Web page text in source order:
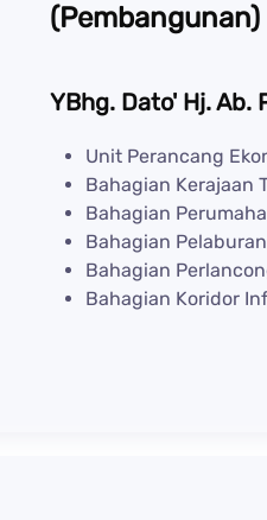
(Pembangunan)
YBhg. Dato' Hj.
Unit Perancang
Bahagian Kerajaan
Bahagian
Bahagian
Bahagian
Bahagian Koridor